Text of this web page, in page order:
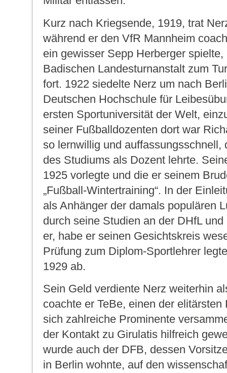
Kurz nach Kriegsende, 1919, trat
während er den VfR Mannheim
ein gewisser Sepp Herberger
Badischen Landesturnanstalt zum
fort. 1922 siedelte Nerz um nach
Deutschen Hochschule für
ersten Sportuniversität der Welt,
seiner Fußballdozenten dort war
so lernwillig und auffassungsschnell,
des Studiums als Dozent lehrte.
1925 vorlegte und die er seinem
„Fußball-Wintertraining“. In der
als Anhänger der damals populären
durch seine Studien an der DHfL
er, habe er seinen Gesichtskreis
Prüfung zum Diplom-Sportlehrer
1929 ab.
Sein Geld verdiente Nerz weiterhin
coachte er TeBe, einen der
sich zahlreiche Prominente
der Kontakt zu Girulatis hilfreich
wurde auch der DFB, dessen
in Berlin wohnte, auf den